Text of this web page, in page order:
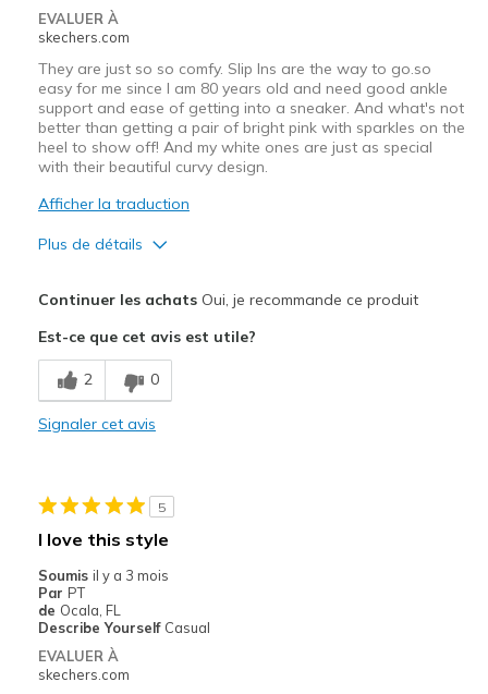
EVALUER À
skechers.com
They are just so so comfy. Slip Ins are the way to go.so
easy for me since I am 80 years old and need good ankle
support and ease of getting into a sneaker. And what's not
better than getting a pair of bright pink with sparkles on the
heel to show off! And my white ones are just as special
with their beautiful curvy design.
Afficher la traduction
Plus de détails
Comfortable
Slips in are the greatest.
Casual Wear
Width
Sizing
View On Shoes
Shoes are for Wearing
Continuer les achatsOui, je recommande ce produit
Est-ce que cet avis est utile?
2 0
Signaler cet avis
5
I love this style
Soumis il y a 3 mois
Par PT
de Ocala, FL
Describe Yourself Casual
EVALUER À
skechers.com